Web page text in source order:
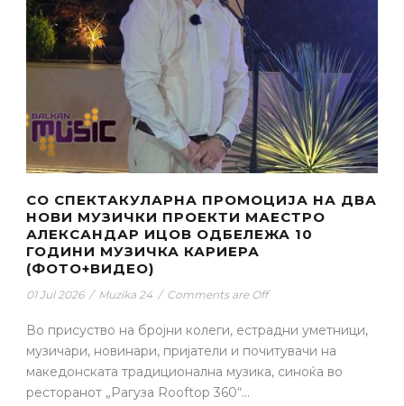
СО СПЕКТАКУЛАРНА ПРОМОЦИЈА НА ДВА
НОВИ МУЗИЧКИ ПРОЕКТИ МАЕСТРО
АЛЕКСАНДАР ИЦОВ ОДБЕЛЕЖА 10
ГОДИНИ МУЗИЧКА КАРИЕРА
(ФОТО+ВИДЕО)
01 Jul 2026 / Muzika 24 / Comments are Off
Во присуство на бројни колеги, естрадни уметници,
музичари, новинари, пријатели и почитувачи на
македонската традиционална музика, синоќа во
ресторанот „Рагуза Rooftop 360“...